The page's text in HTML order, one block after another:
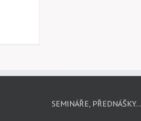
SEMINÁŘE, PŘEDNÁŠKY…